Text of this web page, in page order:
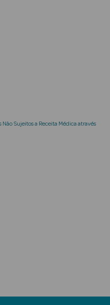
Sujeitos a Receita Médica através